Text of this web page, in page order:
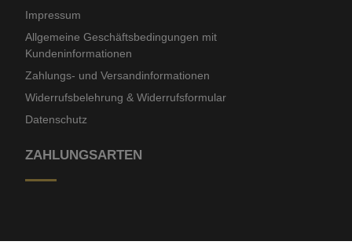
Impressum
Allgemeine Geschäftsbedingungen mit
Kundeninformationen
Zahlungs- und Versandinformationen
Widerrufsbelehrung & Widerrufsformular
Datenschutz
ZAHLUNGSARTEN